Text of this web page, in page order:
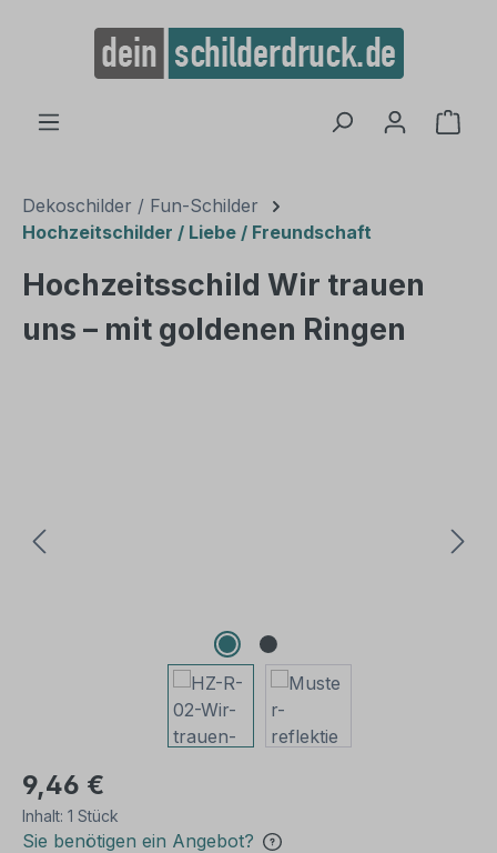
springen
Dekoschilder / Fun-Schilder
Hochzeitschilder / Liebe / Freundschaft
Hochzeitsschild Wir trauen
uns – mit goldenen Ringen
9,46 €
Inhalt: 1 Stück
Sie benötigen ein Angebot?